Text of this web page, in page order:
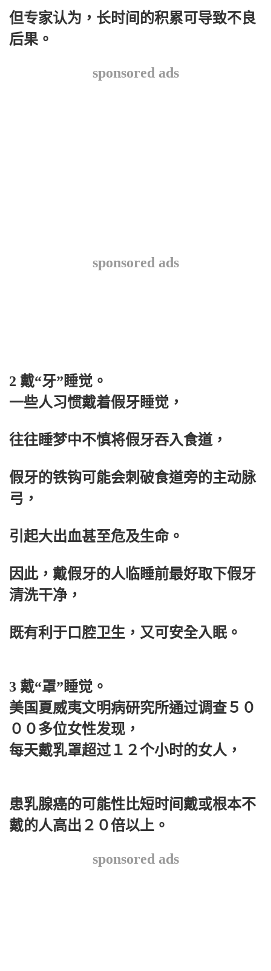
但专家认为，长时间的积累可导致不良
后果。
sponsored ads
sponsored ads
2 戴“牙”睡觉。
一些人习惯戴着假牙睡觉，
往往睡梦中不慎将假牙吞入食道，
假牙的铁钩可能会刺破食道旁的主动脉
弓，
引起大出血甚至危及生命。
因此，戴假牙的人临睡前最好取下假牙
清洗干净，
既有利于口腔卫生，又可安全入眠。
3 戴“罩”睡觉。
美国夏威夷文明病研究所通过调查５０
００多位女性发现，
每天戴乳罩超过１２个小时的女人，
患乳腺癌的可能性比短时间戴或根本不
戴的人高出２０倍以上。
sponsored ads